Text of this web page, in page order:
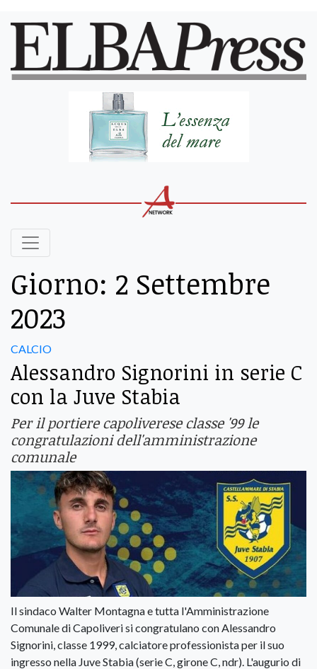
Giorno: 2 Settembre
2023
CALCIO
Alessandro Signorini in serie C
con la Juve Stabia
Per il portiere capoliverese classe '99 le
congratulazioni dell'amministrazione
comunale
Il sindaco Walter Montagna e tutta l'Amministrazione
Comunale di Capoliveri si congratulano con Alessandro
Signorini, classe 1999, calciatore professionista per il suo
ingresso nella Juve Stabia (serie C, girone C, ndr). L'augurio di